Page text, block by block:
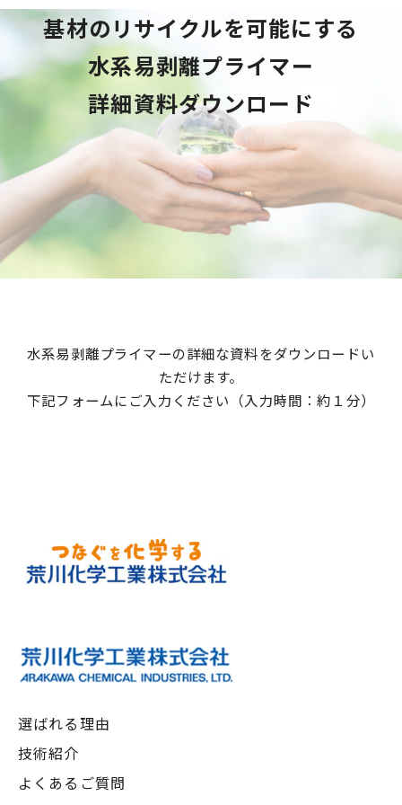
基材のリサイクルを可能にする
水系易剥離プライマー
詳細資料ダウンロード
水系易剥離プライマーの詳細な資料をダウンロードい
ただけます。
下記フォームにご入力ください（入力時間：約１分）
選ばれる理由
技術紹介
よくあるご質問